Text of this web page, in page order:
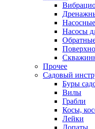
Насосы
Прочее
Садовый
Буры
Вилы
Грабли
Косы,
Лейки
Лопаты